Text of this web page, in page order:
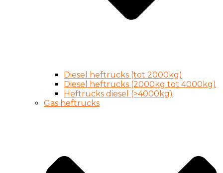
Diesel heftrucks (tot 2000kg)
Diesel heftrucks (2000kg tot 4000kg)
Heftrucks diesel (>4000kg)
Gas heftrucks